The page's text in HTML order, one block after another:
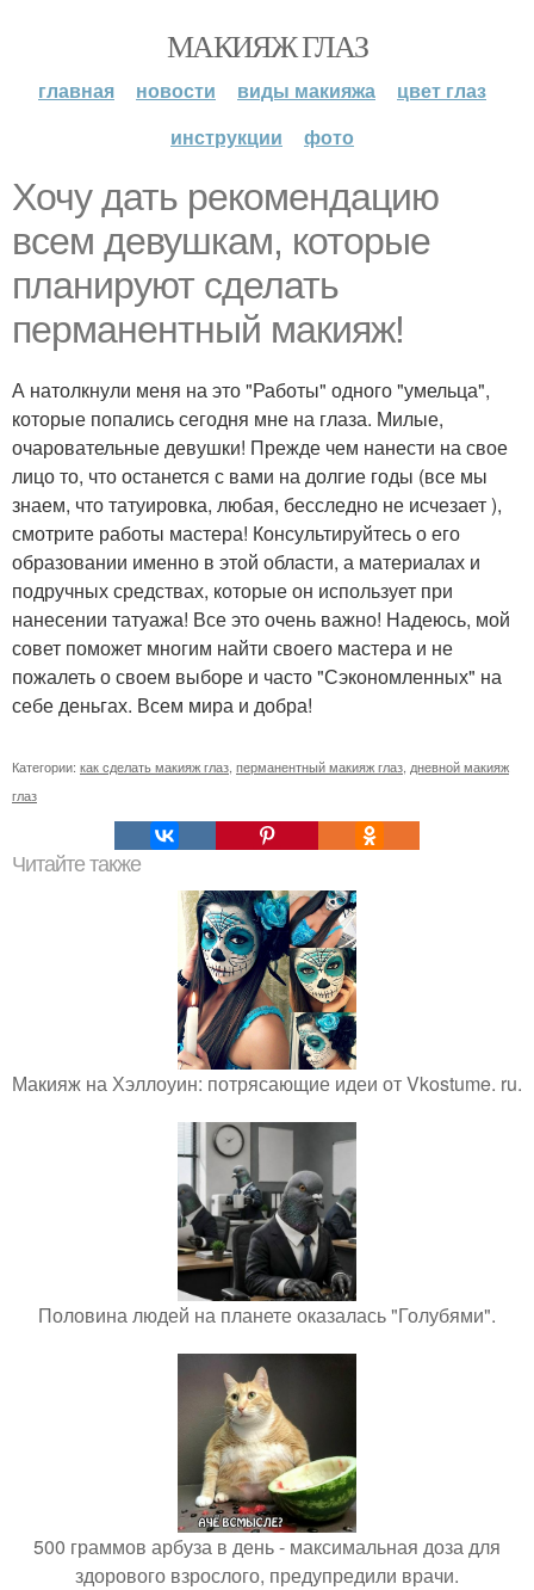
МАКИЯЖ ГЛАЗ
главная новости виды макияжа
цвет глаз
инструкции
фото
Хочу дать рекомендацию
всем девушкам, которые
планируют сделать
перманентный макияж!
А натолкнули меня на это "Работы" одного "умельца",
которые попались сегодня мне на глаза. Милые,
очаровательные девушки! Прежде чем нанести на свое
лицо то, что останется с вами на долгие годы (все мы
знаем, что татуировка, любая, бесследно не исчезает ),
смотрите работы мастера! Консультируйтесь о его
образовании именно в этой области, а материалах и
подручных средствах, которые он использует при
нанесении татуажа! Все это очень важно! Надеюсь, мой
совет поможет многим найти своего мастера и не
пожалеть о своем выборе и часто "Сэкономленных" на
себе деньгах. Всем мира и добра!
Категории: как сделать макияж глаз перманентный макияж глаз дневной макияж
глаз
Читайте также
Макияж на Хэллоуин: потрясающие идеи от Vkostume. ru.
Половина людей на планете оказалась "Голубями".
500 граммов арбуза в день - максимальная доза для
здорового взрослого, предупредили врачи.